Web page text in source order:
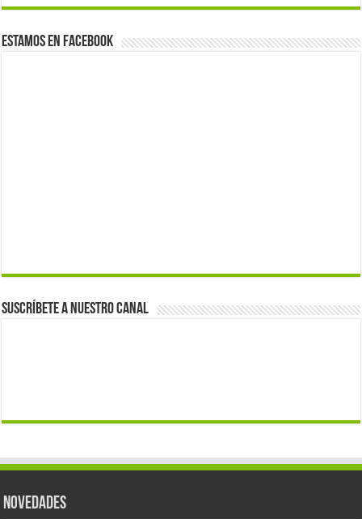
Estamos en Facebook
Suscríbete a nuestro canal
Novedades